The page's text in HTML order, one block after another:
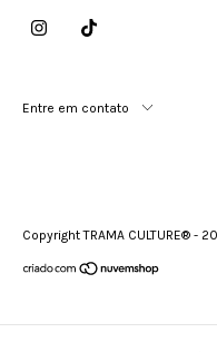
Entre em contato
Copyright TRAMA CULTURE® -